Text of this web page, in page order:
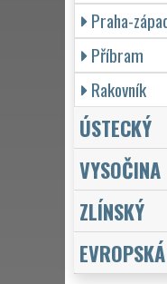
MŠENO
veškerého nábytku v
od různých
další. Montujeme a
postele až po velké
Praha-
Příbram
Rakovník
ÚSTECKÝ
VYSOČINA
ZLÍNSKÝ